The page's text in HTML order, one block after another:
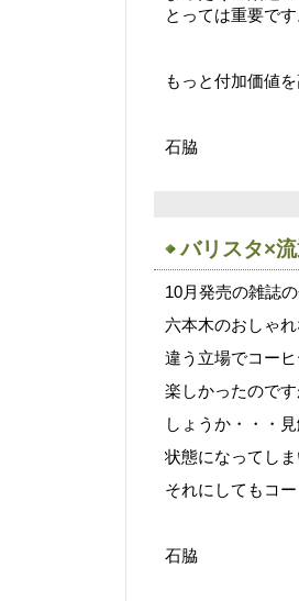
とっては重要です
もっと付加価値
石脇
バリスタ×
10月発売の雑誌
六本木のおしゃ
違う立場でコー
楽しかったので
しょうか・・・
状態になってしま
それにしてもコ
石脇